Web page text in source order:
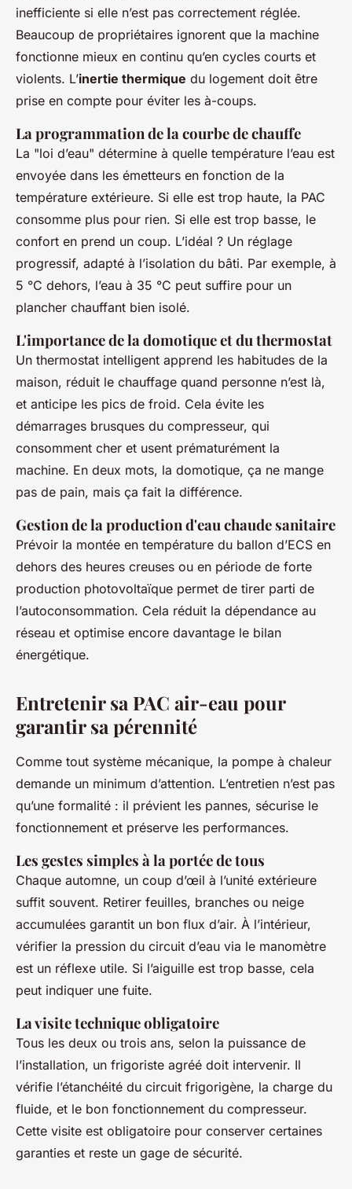
inefficiente si elle n’est pas correctement réglée.
Beaucoup de propriétaires ignorent que la machine
fonctionne mieux en continu qu’en cycles courts et
violents. L’inertie thermique du logement doit être
prise en compte pour éviter les à-coups.
La programmation de la courbe de chauffe
La "loi d’eau" détermine à quelle température l’eau est
envoyée dans les émetteurs en fonction de la
température extérieure. Si elle est trop haute, la PAC
consomme plus pour rien. Si elle est trop basse, le
confort en prend un coup. L’idéal ? Un réglage
progressif, adapté à l’isolation du bâti. Par exemple, à
5 °C dehors, l’eau à 35 °C peut suffire pour un
plancher chauffant bien isolé.
L'importance de la domotique et du thermostat
Un thermostat intelligent apprend les habitudes de la
maison, réduit le chauffage quand personne n’est là,
et anticipe les pics de froid. Cela évite les
démarrages brusques du compresseur, qui
consomment cher et usent prématurément la
machine. En deux mots, la domotique, ça ne mange
pas de pain, mais ça fait la différence.
Gestion de la production d'eau chaude sanitaire
Prévoir la montée en température du ballon d’ECS en
dehors des heures creuses ou en période de forte
production photovoltaïque permet de tirer parti de
l’autoconsommation. Cela réduit la dépendance au
réseau et optimise encore davantage le bilan
énergétique.
Entretenir sa PAC air-eau pour
garantir sa pérennité
Comme tout système mécanique, la pompe à chaleur
demande un minimum d’attention. L’entretien n’est pas
qu’une formalité : il prévient les pannes, sécurise le
fonctionnement et préserve les performances.
Les gestes simples à la portée de tous
Chaque automne, un coup d’œil à l’unité extérieure
suffit souvent. Retirer feuilles, branches ou neige
accumulées garantit un bon flux d’air. À l’intérieur,
vérifier la pression du circuit d’eau via le manomètre
est un réflexe utile. Si l’aiguille est trop basse, cela
peut indiquer une fuite.
La visite technique obligatoire
Tous les deux ou trois ans, selon la puissance de
l’installation, un frigoriste agréé doit intervenir. Il
vérifie l’étanchéité du circuit frigorigène, la charge du
fluide, et le bon fonctionnement du compresseur.
Cette visite est obligatoire pour conserver certaines
garanties et reste un gage de sécurité.